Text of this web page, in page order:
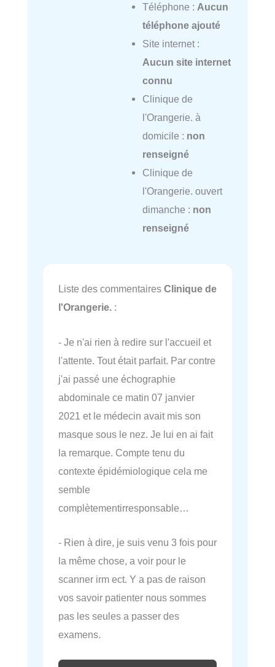
Téléphone : Aucun
téléphone ajouté
Site internet :
Aucun site internet
connu
Clinique de
l'Orangerie. à
domicile : non
renseigné
Clinique de
l'Orangerie. ouvert
dimanche : non
renseigné
Liste des commentaires Clinique de
l'Orangerie. :
- Je n'ai rien à redire sur l'accueil et
l'attente. Tout était parfait. Par contre
j'ai passé une échographie
abdominale ce matin 07 janvier
2021 et le médecin avait mis son
masque sous le nez. Je lui en ai fait
la remarque. Compte tenu du
contexte épidémiologique cela me
semble
complètementirresponsable…
- Rien à dire, je suis venu 3 fois pour
la même chose, a voir pour le
scanner irm ect. Y a pas de raison
vos savoir patienter nous sommes
pas les seules a passer des
examens.